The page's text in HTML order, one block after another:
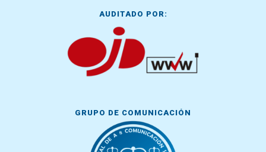
AUDITADO POR:
GRUPO DE COMUNICACIÓN